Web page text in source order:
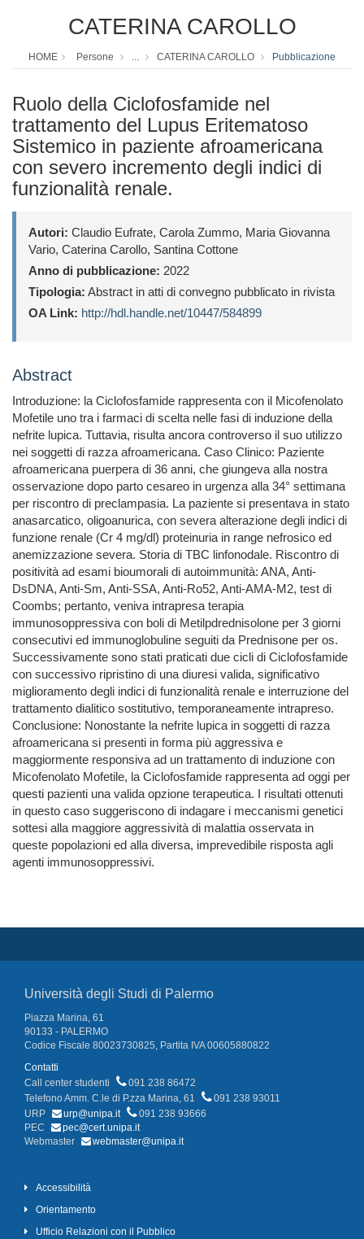
CATERINA CAROLLO
HOME Persone ... CATERINA CAROLLO Pubblicazione
Ruolo della Ciclofosfamide nel
trattamento del Lupus Eritematoso
Sistemico in paziente afroamericana
con severo incremento degli indici di
funzionalità renale.
Autori: Claudio Eufrate, Carola Zummo, Maria Giovanna
Vario, Caterina Carollo, Santina Cottone
Anno di pubblicazione: 2022
Tipologia: Abstract in atti di convegno pubblicato in rivista
OA Link: http://hdl.handle.net/10447/584899
Abstract
Introduzione: la Ciclofosfamide rappresenta con il Micofenolato
Mofetile uno tra i farmaci di scelta nelle fasi di induzione della
nefrite lupica. Tuttavia, risulta ancora controverso il suo utilizzo
nei soggetti di razza afroamericana. Caso Clinico: Paziente
afroamericana puerpera di 36 anni, che giungeva alla nostra
osservazione dopo parto cesareo in urgenza alla 34° settimana
per riscontro di preclampasia. La paziente si presentava in stato
anasarcatico, oligoanurica, con severa alterazione degli indici di
funzione renale (Cr 4 mg/dl) proteinuria in range nefrosico ed
anemizzazione severa. Storia di TBC linfonodale. Riscontro di
positività ad esami bioumorali di autoimmunità: ANA, Anti-
DsDNA, Anti-Sm, Anti-SSA, Anti-Ro52, Anti-AMA-M2, test di
Coombs; pertanto, veniva intrapresa terapia
immunosoppressiva con boli di Metilpdrednisolone per 3 giorni
consecutivi ed immunoglobuline seguiti da Prednisone per os.
Successivamente sono stati praticati due cicli di Ciclofosfamide
con successivo ripristino di una diuresi valida, significativo
miglioramento degli indici di funzionalità renale e interruzione del
trattamento dialitico sostitutivo, temporaneamente intrapreso.
Conclusione: Nonostante la nefrite lupica in soggetti di razza
afroamericana si presenti in forma più aggressiva e
maggiormente responsiva ad un trattamento di induzione con
Micofenolato Mofetile, la Ciclofosfamide rappresenta ad oggi per
questi pazienti una valida opzione terapeutica. I risultati ottenuti
in questo caso suggeriscono di indagare i meccanismi genetici
sottesi alla maggiore aggressività di malattia osservata in
queste popolazioni ed alla diversa, imprevedibile risposta agli
agenti immunosoppressivi.
Università degli Studi di Palermo
Piazza Marina, 61
90133 - PALERMO
Codice Fiscale 80023730825, Partita IVA 00605880822
Contatti
Call center studenti
091 238 86472
Telefono Amm. C.le di P.zza Marina, 61
091 238 93011
URP
urp@unipa.it
091 238 93666
PEC
pec@cert.unipa.it
Webmaster
webmaster@unipa.it
Accessibilità
Orientamento
Ufficio Relazioni con il Pubblico